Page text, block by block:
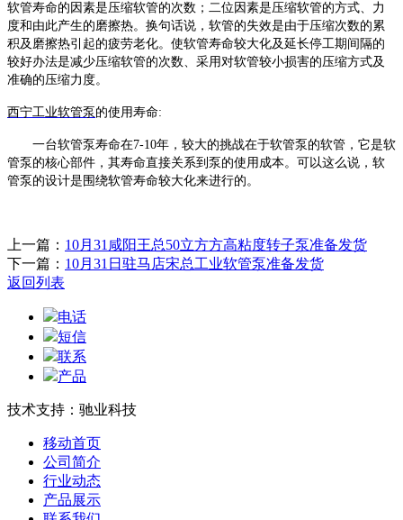
软管寿命的因素是压缩软管的次数；二位因素是压缩软管的方式、力
度和由此产生的磨擦热。换句话说，软管的失效是由于压缩次数的累
积及磨擦热引起的疲劳老化。使软管寿命较大化及延长停工期间隔的
较好办法是减少压缩软管的次数、采用对软管较小损害的压缩方式及
准确的压缩力度。
西宁工业软管泵 的使用寿命:
一台软管泵寿命在7-10年，较大的挑战在于软管泵 的软管，它是软
管泵 的核心部件，其寿命直接关系到泵的使用成本。可以这么说， 软
管泵 的设计是围绕软管寿命较大化来进行的。
上一篇： 10月31咸阳王总50立方方高粘度转子泵准备发货
下一篇： 10月31日驻马店宋总工业软管泵准备发货
返回列表
电话
短信
联系
产品
技术支持：驰业科技
移动首页
公司简介
行业动态
产品展示